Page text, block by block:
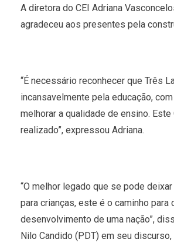
A diretora do CEI Adriana
agradeceu aos presentes pela
“É necessário reconhecer que Três
incansavelmente pela educação,
melhorar a qualidade de ensino. Este
realizado”, expressou Adriana.
“O melhor legado que se pode
para crianças, este é o caminho para
desenvolvimento de uma nação”,
Nilo Candido (PDT) em seu